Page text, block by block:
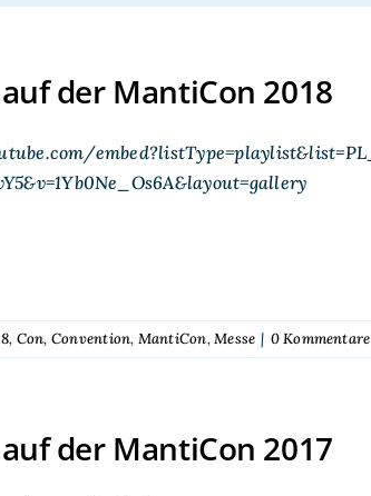
auf der MantiCon 2018
, Con, Convention, MantiCon,Messe | 0 Kommentare
auf der MantiCon 2017